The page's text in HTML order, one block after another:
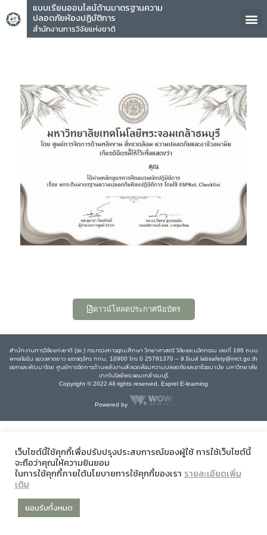
แบบเรียนออนไลน์ด้านมาตรฐานความ
ปลอดภัยห้องปฏิบัติการ
สำนักงานการวิจัยแห่งชาติ
คุณ
ดาวน์โหลดประกาศนียบัตร
สำนักงานการวิจัยแห่งชาติ (วช.) กระทรวงการอุดมศึกษา วิทยาศาสตร์ วิจัยและนวัตกรรม เลขที่ 196 ถนน
พหลโยธิน แขวงลาดยาว เขตจตุจักร กทม. 10900 โทร 0 25791370 – 9 อีเมล์ labsafety@nrct.go.th
ออกและพัฒนาโดย ศูนย์การจัดการด้านพลังงานสิ่งแวดล้อมความปลอดภัยและอาชีวอนามัย มหาวิทยาลัย
เทคโนโลยีพระจอมเกล้าธนบุรี
Copyright © 2022 All rights reserved, Esprel E-learning
Powered by
เว็บไซต์นี้ใช้คุกกี้เพื่อปรับปรุงประสบการณ์ของผู้ใช้ การใช้เว็บไซต์นี้
จะถือว่าคุณให้ความยินยอม
ในการใช้คุกกี้ภายใต้นโยบายการใช้คุกกี้ของเรา รายละเอียดเพิ่ม
เติม
ยอมรับทั้งหมด